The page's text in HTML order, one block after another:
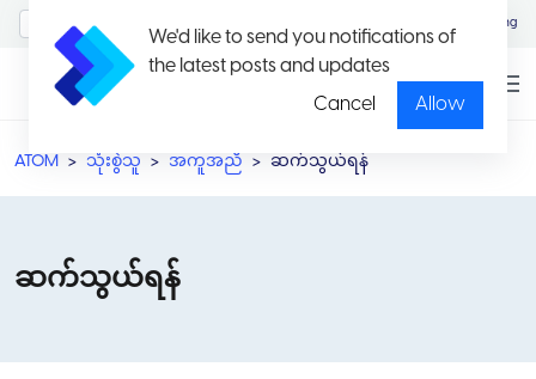
We'd like to send you notifications of
the latest posts and updates
Cancel
Allow
Eng
ATOM သုံးစွဲသူ အကူအညီ ဆက်သွယ်ရန်
ဆက်သွယ်ရန်